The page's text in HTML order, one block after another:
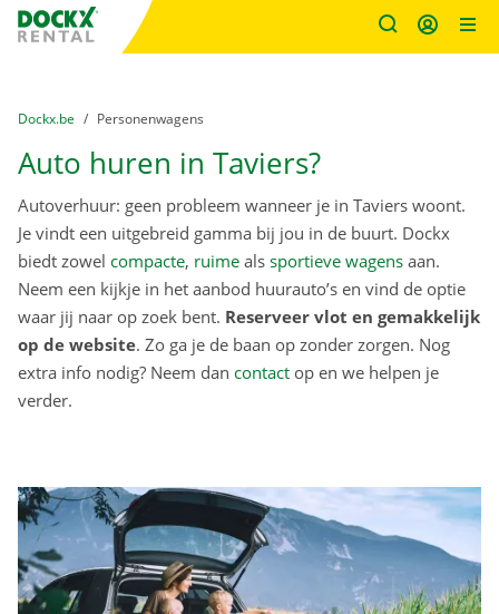
Fratello DEMO
U bevindt zich hier:
van
Dockx.be naar
Personenwagens
Auto huren in Taviers?
Autoverhuur: geen probleem wanneer je in Taviers woont.
Je vindt een uitgebreid gamma bij jou in de buurt. Dockx
biedt zowel compacte, ruime als sportieve wagens aan.
Neem een kijkje in het aanbod huurauto’s en vind de optie
waar jij naar op zoek bent. Reserveer vlot en gemakkelijk
op de website. Zo ga je de baan op zonder zorgen. Nog
extra info nodig? Neem dan contact op en we helpen je
verder.